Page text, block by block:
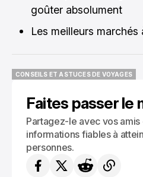
goûter absolument
Les meilleurs
CONSEILS ET ASTUCES DE VOYAGES
Faites passer le
Partagez-le avec vos
informations fiables à
personnes.